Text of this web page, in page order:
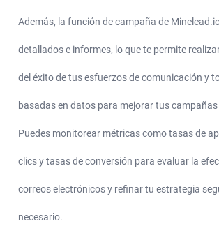
Además, la función de campaña de
detallados e informes, lo que te permite
del éxito de tus esfuerzos de comunicación y
basadas en datos para mejorar tus campañas
Puedes monitorear métricas como tasas de
clics y tasas de conversión para evaluar la
correos electrónicos y refinar tu estrategia
necesario.